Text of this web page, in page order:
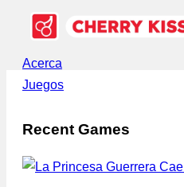
Acerca
Juegos
Recent Games